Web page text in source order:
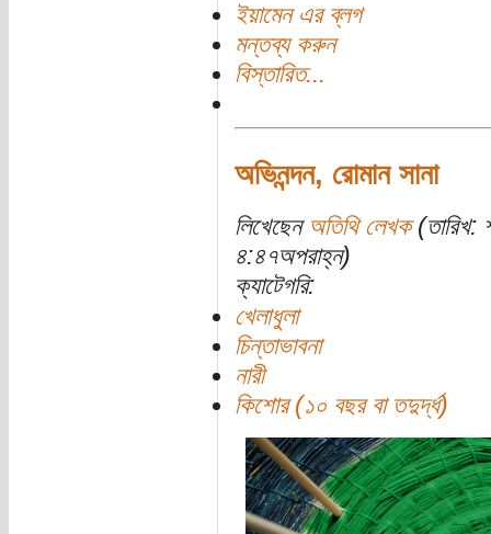
ইয়ামেন এর ব্লগ
মন্তব্য করুন
বিস্তারিত...
অভিনন্দন, রোমান সানা
লিখেছেন অতিথি লেখক(তারিখ:
৪:৪৭অপরাহ্ন)
ক্যাটেগরি:
খেলাধুলা
চিন্তাভাবনা
নারী
কিশোর (১০ বছর বা তদুর্দ্ধ)